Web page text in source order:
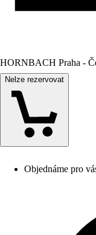
HORNBACH Praha -
Nelze rezervovat
Objednáme pro